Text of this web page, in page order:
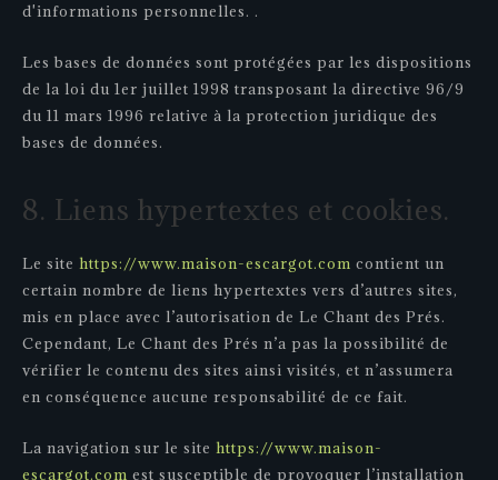
d'informations personnelles. .
Les bases de données sont protégées par les dispositions
de la loi du 1er juillet 1998 transposant la directive 96/9
du 11 mars 1996 relative à la protection juridique des
bases de données.
8. Liens hypertextes et cookies.
Le site https://www.maison-escargot.com contient un
certain nombre de liens hypertextes vers d’autres sites,
mis en place avec l’autorisation de Le Chant des Prés.
Cependant, Le Chant des Prés n’a pas la possibilité de
vérifier le contenu des sites ainsi visités, et n’assumera
en conséquence aucune responsabilité de ce fait.
La navigation sur le site https://www.maison-
escargot.com est susceptible de provoquer l’installation